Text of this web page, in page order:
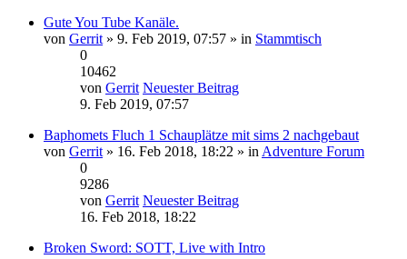
Gute You Tube Kanäle.
von Gerrit » 9. Feb 2019, 07:57 » in Stammtisch
0
10462
von Gerrit Neuester Beitrag
9. Feb 2019, 07:57
Baphomets Fluch 1 Schauplätze mit sims 2 nachgebaut
von Gerrit » 16. Feb 2018, 18:22 » in Adventure Forum
0
9286
von Gerrit Neuester Beitrag
16. Feb 2018, 18:22
Broken Sword: SOTT, Live with Intro